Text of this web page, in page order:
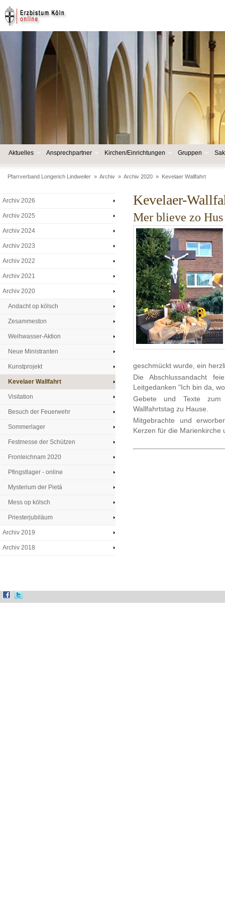
Aktuelles Ansprechpartner Kirchen/Einrichtungen Gruppen
Pfarrverband Longerich Lindweiler » Archiv » Archiv 2020 » Kevelaer Wallfahrt
Archiv 2026
Archiv 2025
Archiv 2024
Archiv 2023
Archiv 2022
Archiv 2021
Archiv 2020
Andacht op kölsch
Zesammeston
Weihwasser-Aktion
Neue Ministranten
Kunstprojekt
Kevelaer Wallfahrt
Visitation
Besuch der Feuerwehr
Sommerlager
Festmesse der Schützen
Fronleichnam 2020
Pfingstlager - online
Mysterium der Pietá
Mess op kölsch
Priesterjubiläum
Archiv 2019
Archiv 2018
Kevelaer-
Mer blieve zo Hus
geschmückt wurde, ein
Die Abschlussandacht
Leitgedanken "Ich bin da,
Gebete und Texte zum
Wallfahrtstag zu Hause.
Mitgebrachte und
Kerzen für die Marienkirche